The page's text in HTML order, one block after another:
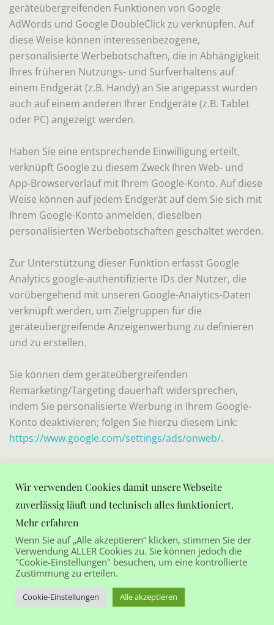
geräteübergreifenden Funktionen von Google
AdWords und Google DoubleClick zu verknüpfen. Auf
diese Weise können interessenbezogene,
personalisierte Werbebotschaften, die in Abhängigkeit
Ihres früheren Nutzungs- und Surfverhaltens auf
einem Endgerät (z.B. Handy) an Sie angepasst wurden
auch auf einem anderen Ihrer Endgeräte (z.B. Tablet
oder PC) angezeigt werden.
Haben Sie eine entsprechende Einwilligung erteilt,
verknüpft Google zu diesem Zweck Ihren Web- und
App-Browserverlauf mit Ihrem Google-Konto. Auf diese
Weise können auf jedem Endgerät auf dem Sie sich mit
Ihrem Google-Konto anmelden, dieselben
personalisierten Werbebotschaften geschaltet werden.
Zur Unterstützung dieser Funktion erfasst Google
Analytics google-authentifizierte IDs der Nutzer, die
vorübergehend mit unseren Google-Analytics-Daten
verknüpft werden, um Zielgruppen für die
geräteübergreifende Anzeigenwerbung zu definieren
und zu erstellen.
Sie können dem geräteübergreifenden
Remarketing/Targeting dauerhaft widersprechen,
indem Sie personalisierte Werbung in Ihrem Google-
Konto deaktivieren; folgen Sie hierzu diesem Link:
https://www.google.com/settings/ads/onweb/.
Google-Konto erfolgt ausschließlich auf Grundlage
Ihrer Einwilligung, die Sie bei Google abgeben oder
widerrufen können (Art. 6 Abs. 1 lit. a DSGVO). Bei
Datenerfassungsvorgängen, die nicht in Ihrem Google-
Konto zusammengeführt werden (z.B. weil Sie kein
Google-Konto haben oder der Zusammenführung
widersprochen haben) beruht die Erfassung der Daten
auf Art. 6 Abs. 1 lit. f DSGVO. Das berechtigte Interesse
Wir verwenden Cookies damit unsere Webseite
zuverlässig läuft und technisch alles funktioniert.
Mehr erfahren
Wenn Sie auf „Alle akzeptieren“ klicken, stimmen Sie der
Verwendung ALLER Cookies zu. Sie können jedoch die
"Cookie-Einstellungen" besuchen, um eine kontrollierte
Zustimmung zu erteilen.
Cookie-Einstellungen Alle akzeptieren